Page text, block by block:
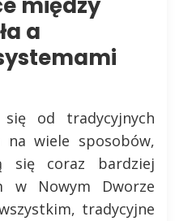
a
się od tradycyjnych
na wiele sposobów,
się coraz bardziej
w Nowym Dworze
tradycyjne